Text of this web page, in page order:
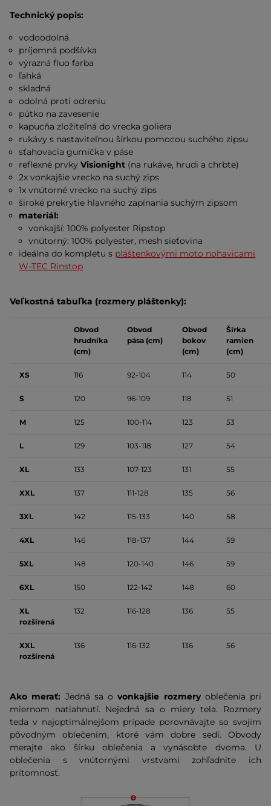
Technický popis:
vodoodolná
príjemná podšívka
výrazná fluo farba
ľahká
skladná
odolná proti odreniu
pútko na zavesenie
kapucňa zložiteľná do vrecka goliera
rukávy s nastaviteľnou šírkou pomocou suchého zipsu
sťahovacia gumička v páse
reflexné prvkyVisionight (na rukáve, hrudi a chrbte)
2x vonkajšie vrecko na suchý zips
1x vnútorné vrecko na suchý zips
široké prekrytie hlavného zapínania suchým zipsom
materiál:
vonkajší: 100% polyester Ripstop
vnútorný: 100% polyester, mesh sieťovina
ideálna do kompletu s pláštenkovými moto nohavicami
W-TEC Rinstop
Veľkostná tabuľka (rozmery pláštenky):
Obvod
hrudníka
(cm)
Obvod
pása (cm)
Obvod
bokov
(cm)
Šírka
ramien
(cm)
XS 116 92-104 114 50
S 120 96-109 118 51
M 125 100-114 123 53
L 129 103-118 127 54
XL 133 107-123 131 55
XXL 137 111-128 135 56
3XL 142 115-133 140 58
4XL 146 118-137 144 59
5XL 148 120-140 146 59
6XL 150 122-142 148 60
XL
rozšírená
132 116-128 136 55
XXL
rozšírená
136 116-132 136 56
Ako merať: Jedná sa ovonkajšie rozmeryoblečenia pri
miernom natiahnutí. Nejedná sa o miery tela. Rozmery
teda v najoptimálnejšom prípade porovnávajte so svojim
pôvodným oblečením, ktoré vám dobre sedí. Obvody
merajte ako šírku oblečenia a vynásobte dvoma. U
oblečenia s vnútornými vrstvami zohľadnite ich
prítomnosť.